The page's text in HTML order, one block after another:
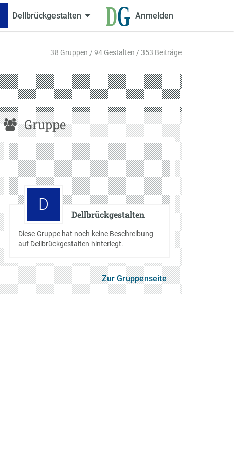
Dellbrückgestalten Anmelden
38 Gruppen / 94 Gestalten / 353 Beiträge
Gruppe
D
Dellbrückgestalten
Diese Gruppe hat noch keine Beschreibung
auf Dellbrückgestalten hinterlegt.
Zur Gruppenseite